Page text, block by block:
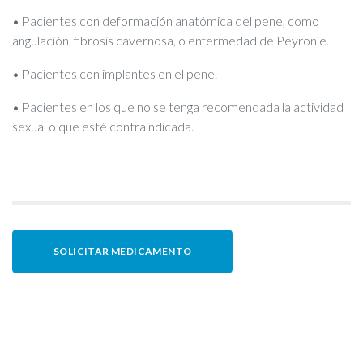
• Pacientes con deformación anatómica del pene, como
angulación, fibrosis cavernosa, o enfermedad de Peyronie.
• Pacientes con implantes en el pene.
• Pacientes en los que no se tenga recomendada la actividad
sexual o que esté contraindicada.
SOLICITAR MEDICAMENTO